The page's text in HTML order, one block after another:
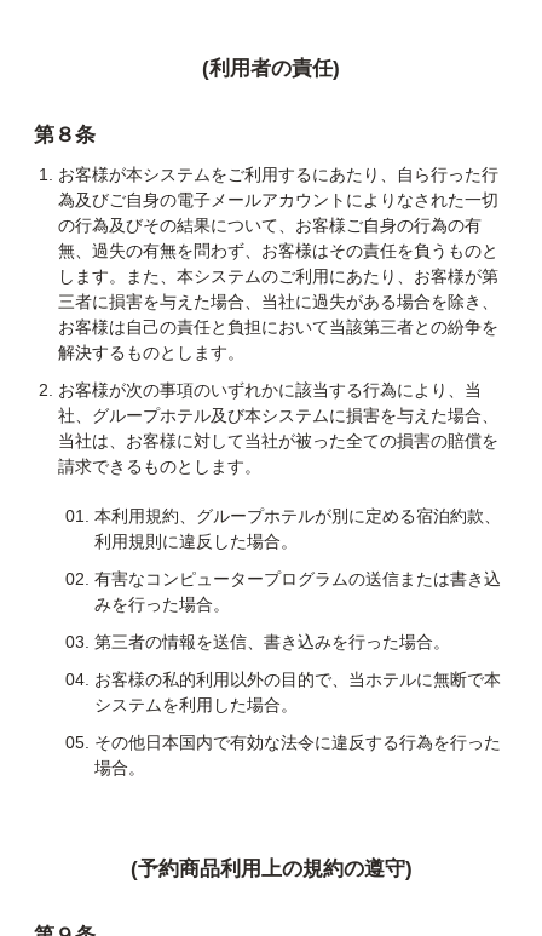
(利用者の責任)
第８条
お客様が本システムをご利用するにあたり、自ら行った行
為及びご自身の電子メールアカウントによりなされた⼀切
の行為及びその結果について、お客様ご自身の行為の有
無、過失の有無を問わず、お客様はその責任を負うものと
します。また、本システムのご利用にあたり、お客様が第
三者に損害を与えた場合、当社に過失がある場合を除き、
お客様は自己の責任と負担において当該第三者との紛争を
解決するものとします。
お客様が次の事項のいずれかに該当する行為により、当
社、グループホテル及び本システムに損害を与えた場合、
当社は、お客様に対して当社が被った全ての損害の賠償を
請求できるものとします。
本利用規約、グループホテルが別に定める宿泊約款、
利用規則に違反した場合。
有害なコンピュータープログラムの送信または書き込
みを行った場合。
第三者の情報を送信、書き込みを行った場合。
お客様の私的利用以外の目的で、当ホテルに無断で本
システムを利用した場合。
その他日本国内で有効な法令に違反する行為を行った
場合。
(予約商品利用上の規約の遵守)